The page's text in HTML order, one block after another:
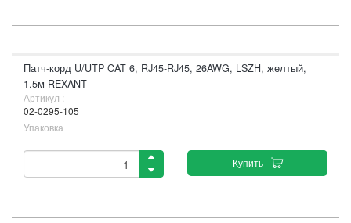
Патч-корд U/UTP CAT 6, RJ45-RJ45, 26AWG, LSZH, желтый,
1.5м REXANT
Артикул :
02-0295-105
Упаковка
Купить